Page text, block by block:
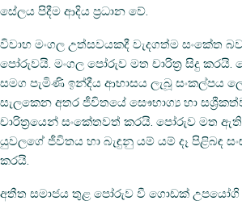
සේලය පිදීම ආදිය ප්‍රධාන වේ.
විවාහ මංගල උත්සවයකදී වැදගත්ම සංකේත
පෝරුවයි. මංගල පෝරුව මත චාරිත්‍ර සිදු කරයි.
සමග පැමිණි ඉන්දීය ආභාසය ලැබූ සංකල්පය
සැලකෙන අතර ජීවිතයේ සෞභාග්‍ය හා
චාරිත්‍රයෙන් සංකේතවත් කරයි. පෝරුව මත
යුවලගේ ජීවිතය හා බැඳුනු යම් යම් දෑ පිළිබඳ
කරයි.
අතීත සමාජය තුළ පෝරුව වී ගොඩක්‌